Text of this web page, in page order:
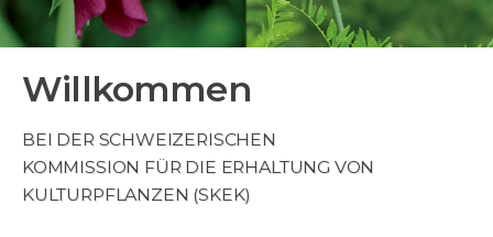
Willkommen
BEI DER SCHWEIZERISCHEN
KOMMISSION FÜR DIE ERHALTUNG VON
KULTURPFLANZEN (SKEK)